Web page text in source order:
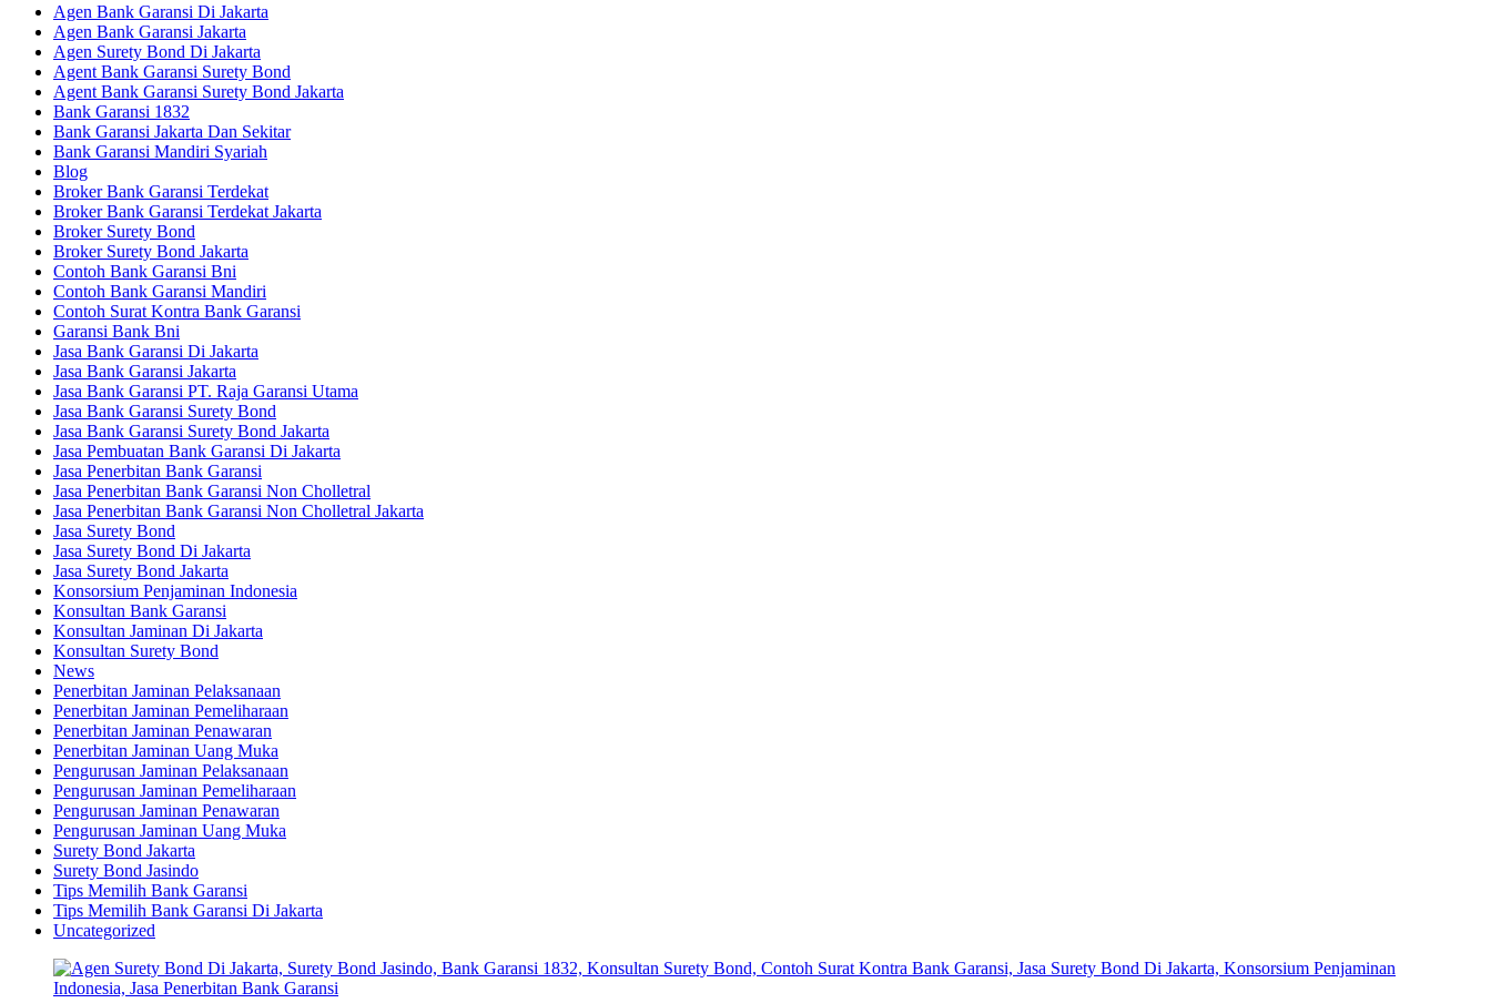
Agen Bank Garansi Di Jakarta
Agen Bank Garansi Jakarta
Agen Surety Bond Di Jakarta
Agent Bank Garansi Surety Bond
Agent Bank Garansi Surety Bond Jakarta
Bank Garansi 1832
Bank Garansi Jakarta Dan Sekitar
Bank Garansi Mandiri Syariah
Blog
Broker Bank Garansi Terdekat
Broker Bank Garansi Terdekat Jakarta
Broker Surety Bond
Broker Surety Bond Jakarta
Contoh Bank Garansi Bni
Contoh Bank Garansi Mandiri
Contoh Surat Kontra Bank Garansi
Garansi Bank Bni
Jasa Bank Garansi Di Jakarta
Jasa Bank Garansi Jakarta
Jasa Bank Garansi PT. Raja Garansi Utama
Jasa Bank Garansi Surety Bond
Jasa Bank Garansi Surety Bond Jakarta
Jasa Pembuatan Bank Garansi Di Jakarta
Jasa Penerbitan Bank Garansi
Jasa Penerbitan Bank Garansi Non Cholletral
Jasa Penerbitan Bank Garansi Non Cholletral Jakarta
Jasa Surety Bond
Jasa Surety Bond Di Jakarta
Jasa Surety Bond Jakarta
Konsorsium Penjaminan Indonesia
Konsultan Bank Garansi
Konsultan Jaminan Di Jakarta
Konsultan Surety Bond
News
Penerbitan Jaminan Pelaksanaan
Penerbitan Jaminan Pemeliharaan
Penerbitan Jaminan Penawaran
Penerbitan Jaminan Uang Muka
Pengurusan Jaminan Pelaksanaan
Pengurusan Jaminan Pemeliharaan
Pengurusan Jaminan Penawaran
Pengurusan Jaminan Uang Muka
Surety Bond Jakarta
Surety Bond Jasindo
Tips Memilih Bank Garansi
Tips Memilih Bank Garansi Di Jakarta
Uncategorized